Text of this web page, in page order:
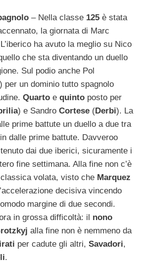
– Nella classe 125 è stata
la giornata di Marc
ha avuto la meglio su Nico
che sta diventando un duello
Sul podio anche Pol
) per un dominio tutto spagnolo
Quarto e quinto posto per
) e Sandro Cortese (Derbi). La
prime battute un duello a due tra
dalle prime battute. Davveroo
dai due iberici, sicuramente i
fine settimana. Alla fine non c’è
volata, visto che Marquez
decisiva vincendo
margine di due secondi.
in grossa difficoltà: il nono
alla fine non è nemmeno da
per cadute gli altri, Savadori,
.